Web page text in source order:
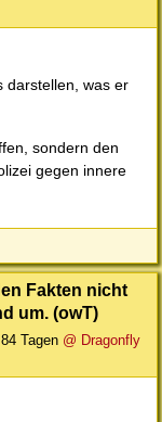
darstellen, was er
sondern den
gegen innere
Fakten nicht
um. (owT)
Tagen @ Dragonfly